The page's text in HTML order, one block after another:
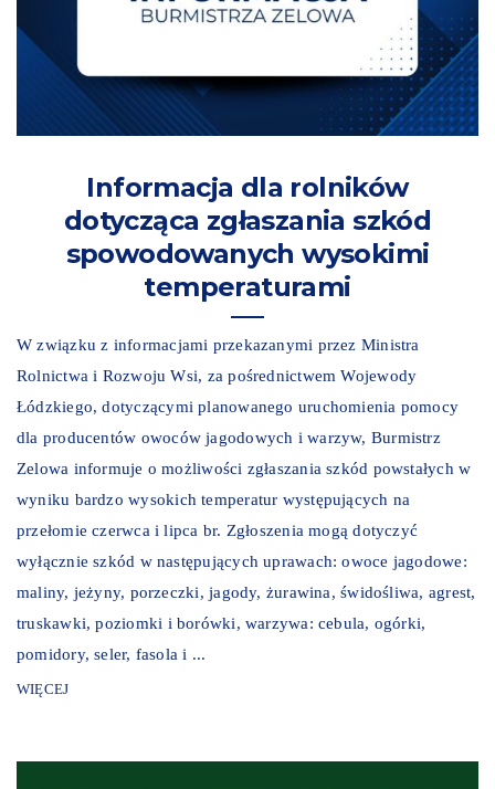
Informacja dla rolników
dotycząca zgłaszania szkód
spowodowanych wysokimi
temperaturami
W związku z informacjami przekazanymi przez Ministra
Rolnictwa i Rozwoju Wsi, za pośrednictwem Wojewody
Łódzkiego, dotyczącymi planowanego uruchomienia pomocy
dla producentów owoców jagodowych i warzyw, Burmistrz
Zelowa informuje o możliwości zgłaszania szkód powstałych w
wyniku bardzo wysokich temperatur występujących na
przełomie czerwca i lipca br. Zgłoszenia mogą dotyczyć
wyłącznie szkód w następujących uprawach: owoce jagodowe:
maliny, jeżyny, porzeczki, jagody, żurawina, świdośliwa, agrest,
truskawki, poziomki i borówki, warzywa: cebula, ogórki,
pomidory, seler, fasola i ...
WIĘCEJ